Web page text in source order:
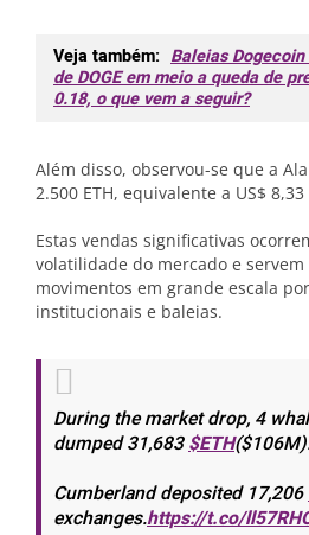
Veja também: Baleias
de DOGE em meio a queda de
0.18, o que vem a seguir?
Além disso, observou-se que a
2.500 ETH, equivalente a US$
Estas vendas significativas
volatilidade do mercado e
movimentos em grande escala
institucionais e baleias.
During the market drop, 4
dumped 31,683$ETH
Cumberland deposited 17,206
exchanges.https://t.co/